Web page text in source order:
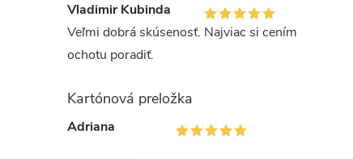
Vladimir Kubinda
Veľmi dobrá skúsenosť. Najviac si cením
ochotu poradiť.
Kartónová preložka
Adriana